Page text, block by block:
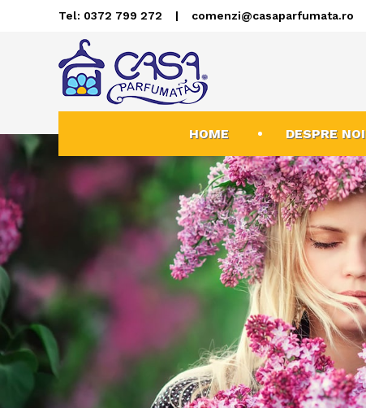
Tel: 0372 799 272 | comenzi@casaparfumata.ro
HOME DESPRE NOI